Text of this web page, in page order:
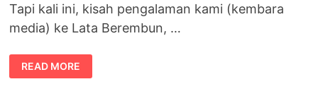
Tapi kali ini, kisah pengalaman kami (kembara
media) ke Lata Berembun, …
MAJALAH
LIBUR
EDISI
READ MORE